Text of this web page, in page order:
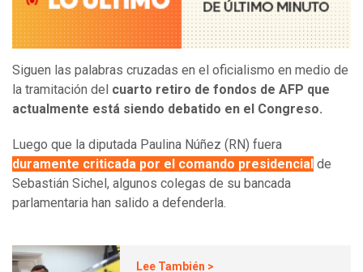
Siguen las palabras cruzadas en el oficialismo en medio de
la tramitación del cuarto retiro de fondos de AFP que
actualmente está siendo debatido en el Congreso.
Luego que la diputada Paulina Núñez (RN) fuera
duramente criticada por el comando presidencial de
Sebastián Sichel, algunos colegas de su bancada
parlamentaria han salido a defenderla.
Lee También >